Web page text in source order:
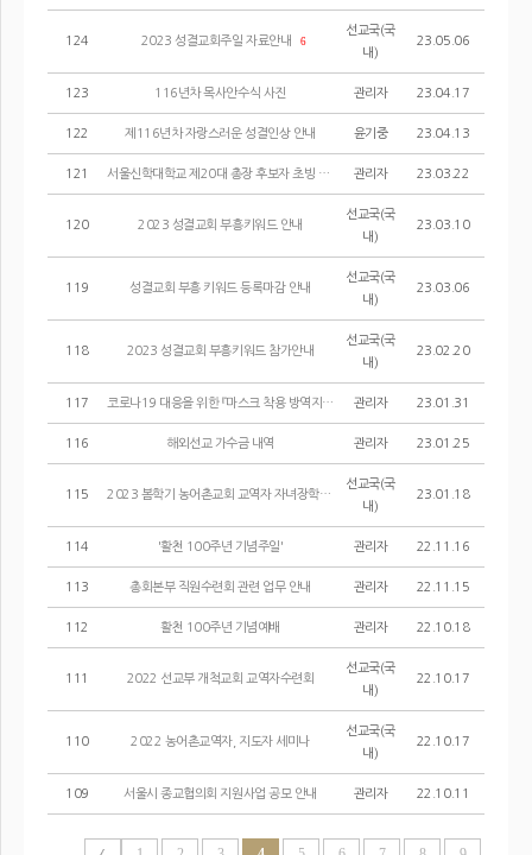
124 2023 성결교회주일 자료안내 6
선교국(국
내)
23.05.06
123 116년차 목사안수식 사진 관리자 23.04.17
122 제116년차 자랑스러운 성결인상 안내 윤기중 23.04.13
121 서울신학대학교 제20대 총장 후보자 초빙 공고 관리자 23.03.22
120 2023 성결교회 부흥키워드 안내
선교국(국
내)
23.03.10
119 성결교회 부흥 키워드 등록마감 안내
선교국(국
내)
23.03.06
118 2023 성결교회 부흥키워드 참가안내
선교국(국
내)
23.02.20
117 코로나19 대응을 위한 『마스크 착용 방역지침 준수 명령 및 과태료 부과 업무 안... 관리자 23.01.31
116 해외선교 가수금 내역 관리자 23.01.25
115 2023 봄학기 농어촌교회 교역자 자녀장학금 지원 선발 공고
선교국(국
내)
23.01.18
114 '활천 100주년 기념주일' 관리자 22.11.16
113 총회본부 직원수련회 관련 업무 안내 관리자 22.11.15
112 활천 100주년 기념예배 관리자 22.10.18
111 2022 선교부 개척교회 교역자수련회
선교국(국
내)
22.10.17
110 2022 농어촌교역자, 지도자 세미나
선교국(국
내)
22.10.17
109 서울시 종교협의회 지원사업 공모 안내 관리자 22.10.11